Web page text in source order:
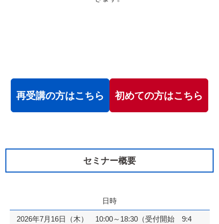
再受講の方はこちら 初めての方はこちら
セミナー概要
日時
2026年7月16日（木） 10:00～18:30（受付開始 9:4